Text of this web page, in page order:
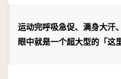
运动完呼吸急促、满身大汗
眼中就是一个超大型的「这